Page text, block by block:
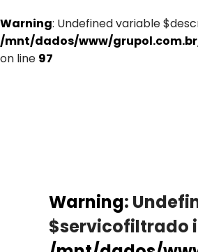
Warning: Undefined variable
/mnt/dados/www/
on line 97
Warning:
$servicofiltrado